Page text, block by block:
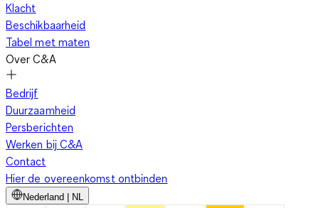
Klacht
Beschikbaarheid
Tabel met maten
Over C&A
Bedrijf
Duurzaamheid
Persberichten
Werken bij C&A
Contact
Hier de overeenkomst ontbinden
Nederland | NL